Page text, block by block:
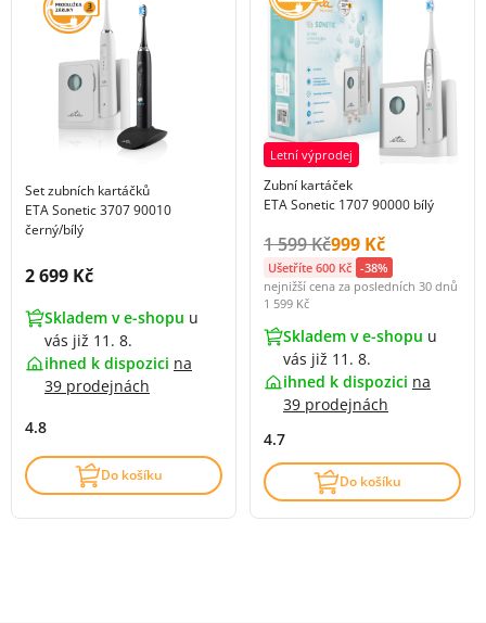
Set zubních kartáčků
ETA Sonetic 3707 90010
černý/bílý
Cena s DPH:
2 699 Kč
Skladem v e-shopu u
vás již 11. 8.
ihned k dispozici na
39 prodejnách
4.8
Do košíku
Letní výprodej
Zubní kartáček
ETA Sonetic 1707 90000 bílý
Původní cena s DPH:
1 599 KčCena s DPH:
999 Kč
Ušetříte 600 Kč -38%
nejnižší cena za posledních 30 dnů
1 599 Kč
Skladem v e-shopu u
vás již 11. 8.
ihned k dispozici na
39 prodejnách
4.7
Do košíku